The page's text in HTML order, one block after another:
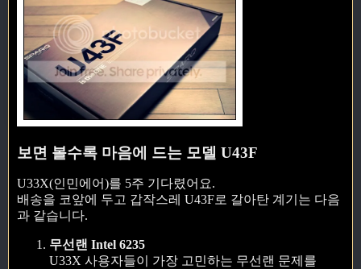
보면 볼수록 마음에 드는 모델 U43F
U33X(인민에어)를 5주 기다렸어요.
배송을 코앞에 두고 갑작스레 U43F로 갈아탄 계기는 다음
과 같습니다.
무선랜 Intel 6235
U33X 사용자들이 가장 고민하는 무선랜 문제를